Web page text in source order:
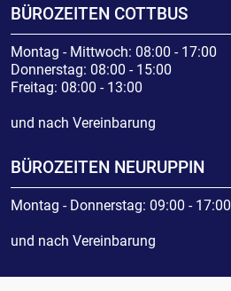
BÜROZEITEN COTTBUS
Montag - Mittwoch: 08:00 - 17:00
Donnerstag: 08:00 - 15:00
Freitag: 08:00 - 13:00
und nach Vereinbarung
BÜROZEITEN NEURUPPIN
Montag - Donnerstag: 09:00 - 17:00
und nach Vereinbarung